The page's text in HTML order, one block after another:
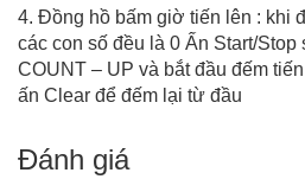
4. Đồng hồ bấm giờ tiến lên : khi
các con số đều là 0 Ấn Start/
COUNT – UP và bắt đầu đếm
ấn Clear để đếm lại từ đầu
Đánh giá